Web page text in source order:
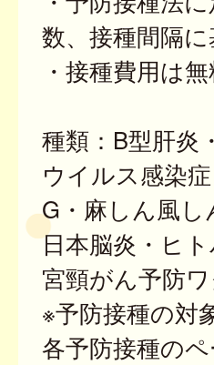
数、接種間隔
・接種費用は無
種類：B型肝炎
ウイルス感染
G・麻しん風
日本脳炎・ヒ
宮頸がん予防
※予防接種の対
各予防接種の